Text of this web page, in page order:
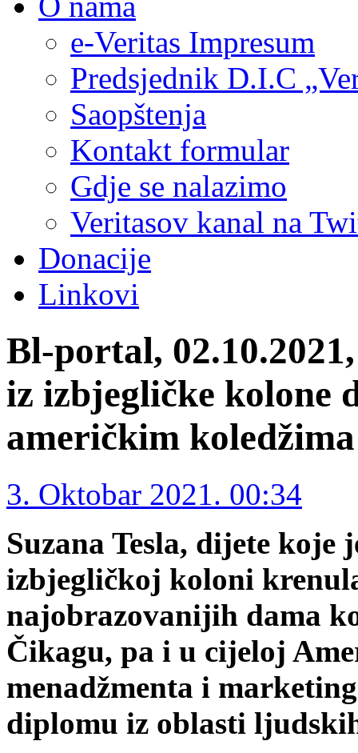
e-Veritas Impresum
Predsjednik D.I.C
Saopštenja
Kontakt formular
Gdje se nalazimo
Veritasov kanal na
Donacije
Linkovi
Bl-portal,
iz izbjegličke kolone
američkim
3. Oktobar 2021. 00:34
Suzana Tesla, dijete
izbjegličkoj koloni
najobrazovanijih dama
Čikagu, pa i u cijeloj
menadžmenta i
diplomu iz oblasti